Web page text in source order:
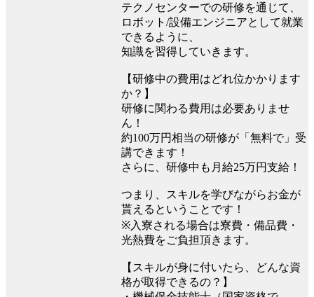
テクノセンターでの研修を通じて、
ロボット/設備エンジニアとして就業
できるように、
知識を習得していきます。
【研修中の費用はどれ位かかります
か？】
研修に関わる費用は必要ありませ
ん！
約100万円相当の研修が「無料で」受
講できます！
さらに、研修中も月給25万円支給！
つまり、スキルを学びながらお金が
貰えるということです！
※入寮される場合は寮費・備品費・
光熱費をご負担頂きます。
【スキルが身に付いたら、どんな資
格が取得できるの？】